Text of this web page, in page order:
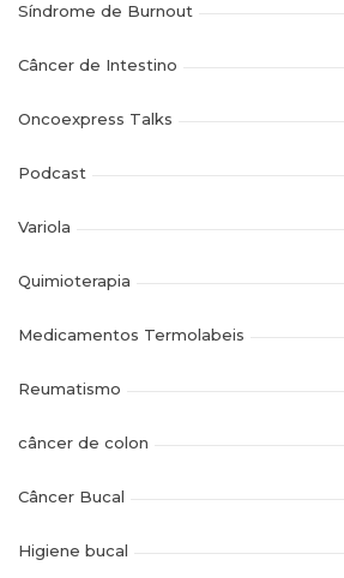
Síndrome de Burnout
Câncer de Intestino
Oncoexpress Talks
Podcast
Variola
Quimioterapia
Medicamentos Termolabeis
Reumatismo
câncer de colon
Câncer Bucal
Higiene bucal